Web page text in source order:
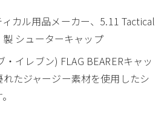
カル用品メーカー、5.11 Tactical
シューターキャップ
イレブン) FLAG BEARERキャッ
たジャージー素材を使用したシ